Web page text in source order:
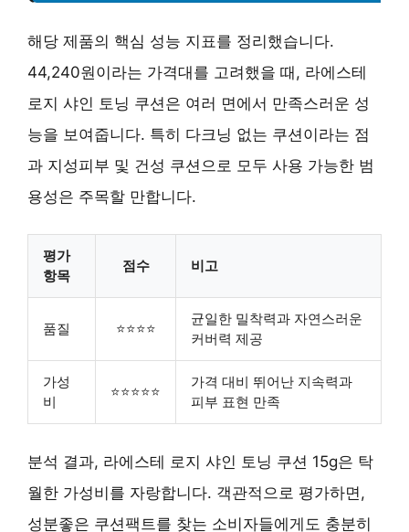
해당 제품의 핵심 성능 지표를 정리했습니다.
44,240원이라는 가격대를 고려했을 때, 라에스테
로지 샤인 토닝 쿠션은 여러 면에서 만족스러운 성
능을 보여줍니다. 특히 다크닝 없는 쿠션이라는 점
과 지성피부 및 건성 쿠션으로 모두 사용 가능한 범
용성은 주목할 만합니다.
평가
항목
점수 비고
품질 ⭐⭐⭐⭐
균일한 밀착력과 자연스러운
커버력 제공
가성
비
⭐⭐⭐⭐⭐
가격 대비 뛰어난 지속력과
피부 표현 만족
분석 결과, 라에스테 로지 샤인 토닝 쿠션 15g은 탁
월한 가성비를 자랑합니다. 객관적으로 평가하면,
성분좋은 쿠션팩트를 찾는 소비자들에게도 충분히